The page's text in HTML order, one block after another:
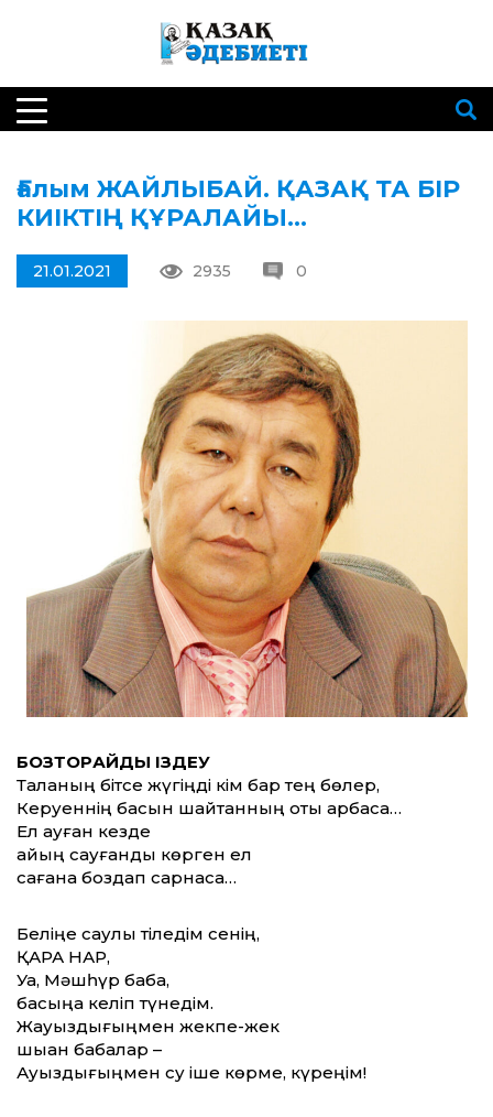
Ғалым ЖАЙЛЫБАЙ. ҚАЗАҚ ТА БІР
КИІКТІҢ ҚҰРАЛАЙЫ…
21.01.2021 2935 0
БОЗТОРҒАЙДЫ ІЗДЕУ
Талқаның бітсе жүгіңді кім бар тең бөлер,
Керуеннің басын шайтанның оты арбаса…
Ел ауған кезде
қайың сауғанды көрген ел
сағана боздап сарнаса…
Беліңе саулық тіледім сенің,
ҚАРА НАР,
Уа, Мәшһүр баба,
басыңа келіп түнедім.
Жауыздығыңмен жекпе-жек
шыққан бабалар –
Ауыздығыңмен су іше көрме, күреңім!